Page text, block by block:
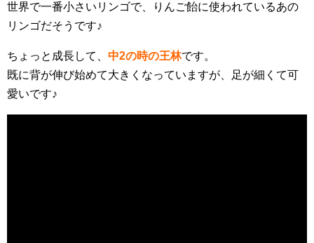
世界で一番小さいリンゴで、りんご飴に使われているあの
リンゴだそうです♪
ちょっと成長して、 中2の時の王林です。
既に背が伸び始めて大きくなっていますが、足が細くて可
愛いです♪